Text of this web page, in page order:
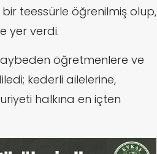
bir teessürle öğrenilmiş olup,
yer verdi.
öğretmenlere ve
kederli ailelerine,
halkına en içten